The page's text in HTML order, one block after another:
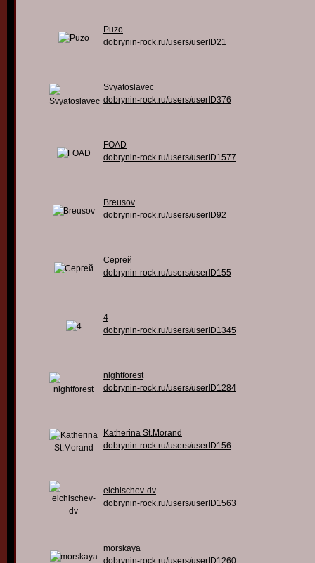
Puzo
dobrynin-rock.ru/users/userID21
Svyatoslavec
dobrynin-rock.ru/users/userID376
FOAD
dobrynin-rock.ru/users/userID1577
Breusov
dobrynin-rock.ru/users/userID92
Сергей
dobrynin-rock.ru/users/userID155
4
dobrynin-rock.ru/users/userID1345
nightforest
dobrynin-rock.ru/users/userID1284
Katherina St.Morand
dobrynin-rock.ru/users/userID156
elchischev-dv
dobrynin-rock.ru/users/userID1563
morskaya
dobrynin-rock.ru/users/userID1260